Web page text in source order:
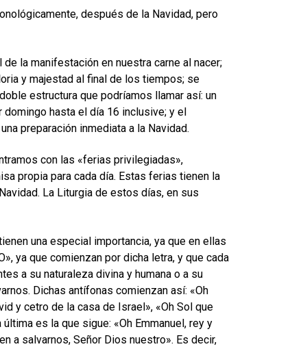
después de la Navidad, pero
la manifestación en nuestra carne al nacer;
y majestad al final de los tiempos; se
estructura que podríamos llamar así: un
hasta el día 16 inclusive; y el
preparación inmediata a la Navidad.
con las «ferias privilegiadas»,
propia para cada día. Estas ferias tienen la
La Liturgia de estos días, en sus
una especial importancia, ya que en ellas
ya que comienzan por dicha letra, y que cada
a su naturaleza divina y humana o a su
Dichas antífonas comienzan así: «Oh
y cetro de la casa de Israel», «Oh Sol que
es la que sigue: «Oh Emmanuel, rey y
a salvarnos, Señor Dios nuestro». Es decir,